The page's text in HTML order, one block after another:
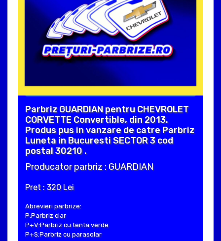
Parbriz GUARDIAN pentru CHEVROLET
CORVETTE Convertible, din 2013.
Produs pus in vanzare de catre Parbriz
Luneta in Bucuresti SECTOR 3 cod
postal 30210 .
Producator parbriz : GUARDIAN
Pret : 320 Lei
Abrevieri parbrize:
P:Parbriz clar
P+V:Parbriz cu tenta verde
P+S:Parbriz cu parasolar